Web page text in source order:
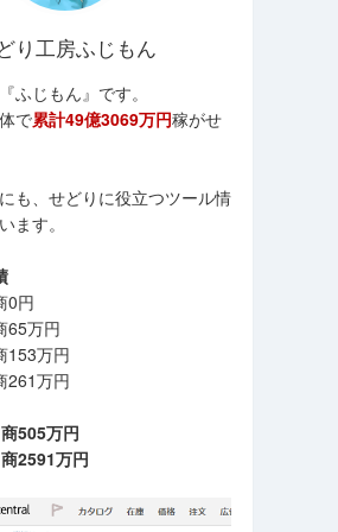
り工房ふじもん
ふじもん』です。
で累計49億3069万円稼がせ
も、せどりに役立つツール情
ます。
0円
万円
万円
万円
505万円
2591万円